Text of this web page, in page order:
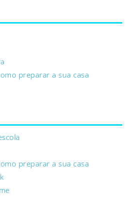
preparar a sua casa
preparar a sua casa